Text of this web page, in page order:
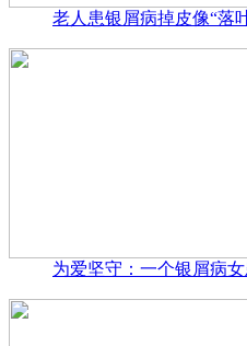
老人患银屑病掉皮像“落
为爱坚守：一个银屑病